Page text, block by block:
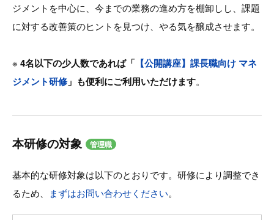
ジメントを中心に、今までの業務の進め方を棚卸しし、課題
に対する改善策のヒントを見つけ、やる気を醸成させます。
※ 4名以下の少人数であれば「 【公開講座】課長職向け マネ
ジメント研修」も便利にご利用いただけます。
本研修の対象 管理職
基本的な研修対象は以下のとおりです。研修により調整でき
るため、
まずはお問い合わせください。